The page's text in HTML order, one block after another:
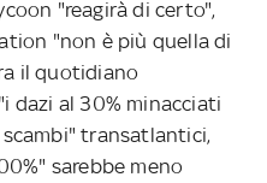
"reagirà di certo",
"non è più quella di
il quotidiano
dazi al 30% minacciati
transatlantici,
sarebbe meno